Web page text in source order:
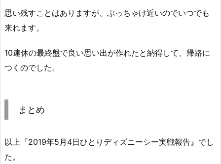
思い残すことはありますが、ぶっちゃけ近いのでいつでも
来れます。
10連休の最終盤で良い思い出が作れたと納得して、帰路に
つくのでした。
まとめ
以上『2019年5月4日ひとりディズニーシー実戦報告』でし
た。